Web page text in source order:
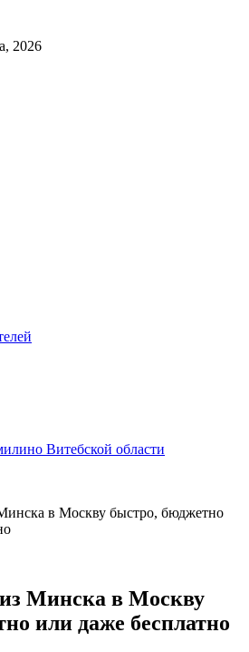
2026
Витебской области
в Москву быстро, бюджетно
Минска в Москву
или даже бесплатно